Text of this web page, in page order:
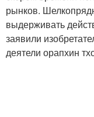
рынков.
выдерживать
заявили
деятели орапхин